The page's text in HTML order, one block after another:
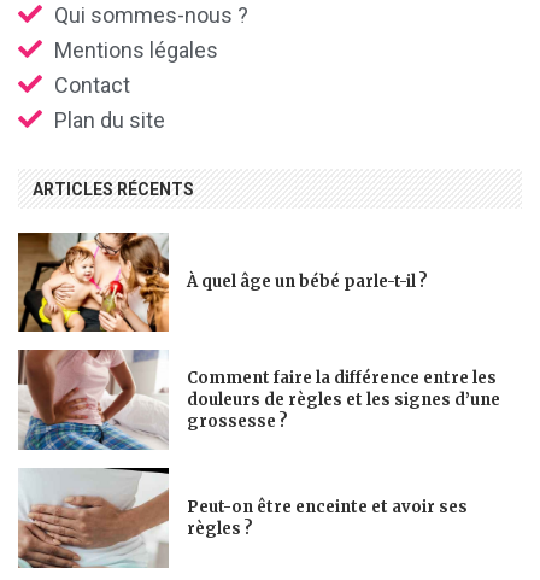
Qui sommes-nous ?
Mentions légales
Contact
Plan du site
ARTICLES RÉCENTS
À quel âge un bébé parle-t-il ?
Comment faire la différence entre les
douleurs de règles et les signes d’une
grossesse ?
Peut-on être enceinte et avoir ses
règles ?